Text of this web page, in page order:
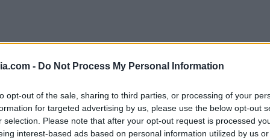
- Do Not Process My Personal Information
opt-out of the sale, sharing to third parties, or processing of your
for targeted advertising by us, please use the below opt-out
selection. Please note that after your opt-out request is processed
interest-based ads based on personal information utilized by us
keto in friggitrice
in friggitrice ad aria, avrai bisogno di